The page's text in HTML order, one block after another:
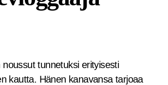
kautta. Hänen kanavansa tarjoaa